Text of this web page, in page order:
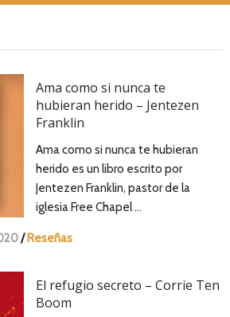
Ama como si nunca te
hubieran herido – Jentezen
Franklin
Ama como si nunca te hubieran
herido es un libro escrito por
Jentezen Franklin, pastor de la
iglesia Free Chapel …
/ Reseñas
El refugio secreto – Corrie Ten
Boom